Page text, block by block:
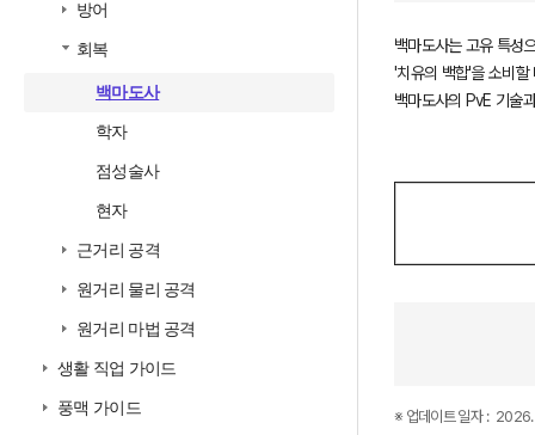
방어
회복
백마도사
학자
점성술사
현자
근거리 공격
원거리 물리 공격
원거리 마법 공격
생활 직업 가이드
풍맥 가이드
백마도사는 고유 특성
'치유의 백합'을 소비할
백마도사의 PvE 기술
※ 업데이트 일자 :